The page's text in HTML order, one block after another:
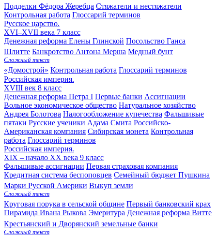
Подделки Фёдора Жеребца Стяжатели и нестяжатели
Контрольная работа Глоссарий терминов
Русское царство.
XVI–XVII века 7 класс
Денежная реформа Елены Глинской Посольство Ганса
Шлитте Банкротство Антона Мерша Медный бунт
Сложный текст
«Домострой» Контрольная работа Глоссарий терминов
Российская империя.
XVIII век 8 класс
Денежная реформа Петра I Первые банки Ассигнации
Вольное экономическое общество Натуральное хозяйство
Андрея Болотова Налогообложение купечества Фальшивые
пятаки Русские ученики Адама Смита Российско-
Американская компания Сибирская монета Контрольная
работа Глоссарий терминов
Российская империя.
XIX – начало XX века 9 класс
Фальшивые ассигнации Первая страховая компания
Кредитная система беспоповцев Семейный бюджет Пушкина
Марки Русской Америки Выкуп земли
Сложный текст
Круговая порука в сельской общине Первый банковский крах
Пирамида Ивана Рыкова Эмеритура Денежная реформа Витте
Крестьянский и Дворянский земельные банки
Сложный текст